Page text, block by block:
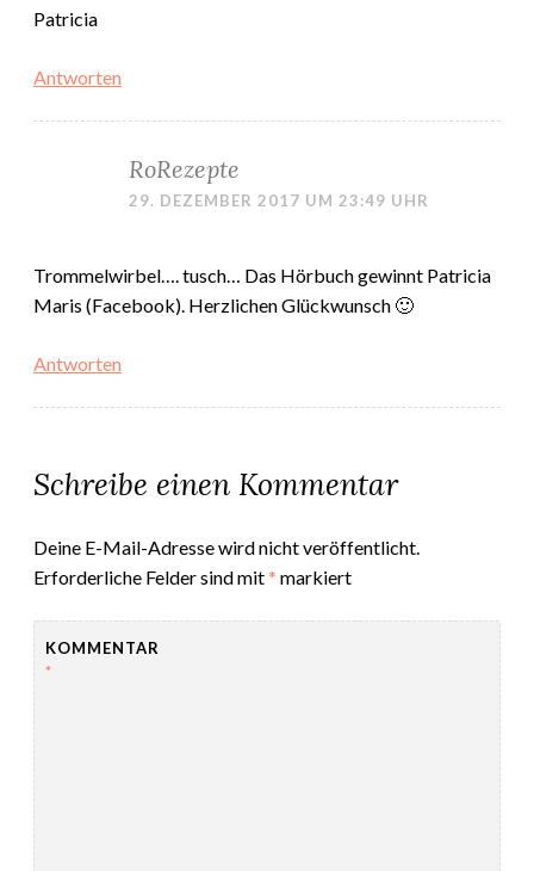
Patricia
Antworten
RoRezepte
29. DEZEMBER 2017 UM 23:49 UHR
Trommelwirbel…. tusch… Das Hörbuch gewinnt Patricia
Maris (Facebook). Herzlichen Glückwunsch 🙂
Antworten
Schreibe einen Kommentar
Deine E-Mail-Adresse wird nicht veröffentlicht.
Erforderliche Felder sind mit* markiert
KOMMENTAR
*